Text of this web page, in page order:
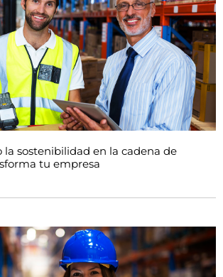
la sostenibilidad en la cadena de
tu empresa